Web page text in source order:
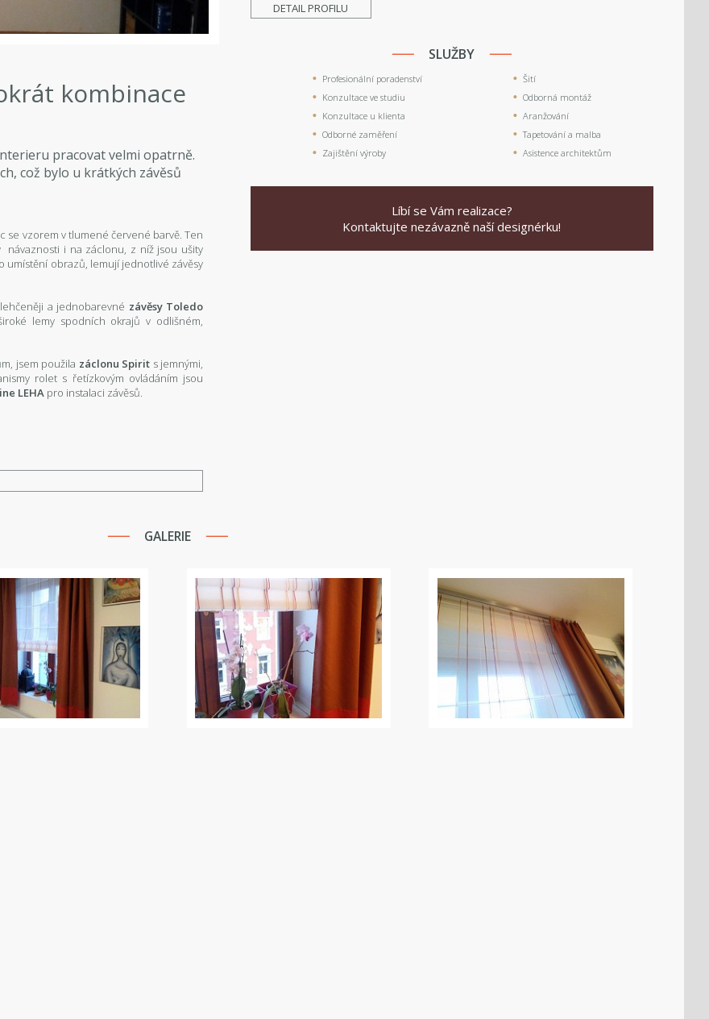
kombinace
pracovat velmi opatrně.
což bylo u krátkých závěsů
se vzorem v tlumené červené barvě. Ten
návaznosti i na záclonu, z níž jsou ušity
umístění obrazů, lemují jednotlivé závěsy
a jednobarevné závěsy Toledo
lemy spodních okrajů v odlišném,
jsem použila záclonu Spirit s jemnými,
rolet s řetízkovým ovládáním jsou
LEHA pro instalaci závěsů.
DETAIL PROFILU
SLUŽBY
Profesionální poradenství
Konzultace ve studiu
Konzultace u klienta
Odborné zaměření
Zajištění výroby
Šití
Odborná montáž
Aranžování
Tapetování a malba
Asistence architektům
Líbí se Vám realizace?
Kontaktujte nezávazně naší designérku!
GALERIE